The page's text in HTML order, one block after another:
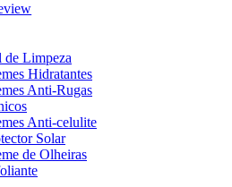
de Limpeza
Hidratantes
Anti-Rugas
Anti-celulite
Solar
de Olheiras